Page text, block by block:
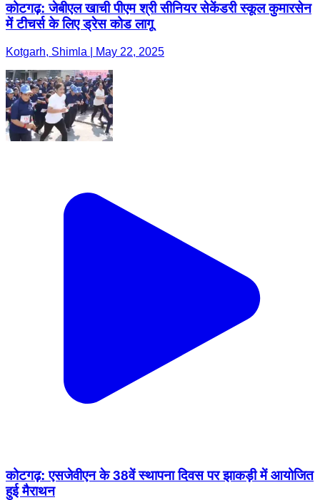
कोटगढ़: जेबीएल खाची पीएम श्री सीनियर सेकेंडरी स्कूल कुमारसेन
में टीचर्स के लिए ड्रेस कोड लागू
Kotgarh, Shimla | May 22, 2025
कोटगढ़: एसजेवीएन के 38वें स्थापना दिवस पर झाकड़ी में आयोजित
हुई मैराथन